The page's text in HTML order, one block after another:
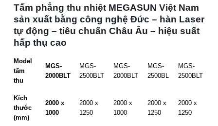
Tấm phẳng thu nhiệt MEGASUN Việt Nam
sản xuất bằng công nghệ Đức – hàn Laser
tự động – tiêu chuẩn Châu Âu – hiệu suất
hấp thụ cao
Model
tấm
thu
MGS-
2000BLT
MGS-
2500BLT
MGS-
2000BLT
MGS-
2500BL
MGS-
2500BLT
Kích
thước
(mm)
2000 x
1000
2000 x
1250
2000 x
1000
2000 x
1250
2000 x
1250